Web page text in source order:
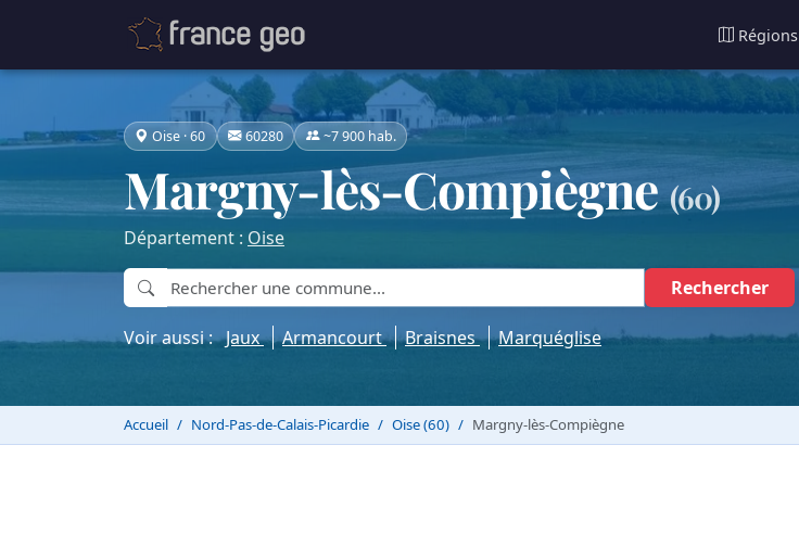
Régions
Oise · 60 60280 ~7 900 hab.
Margny-lès-Compiègne(60)
Département : Oise
Rechercher
Voir aussi :Jaux Armancourt Braisnes Marquéglise
Accueil Nord-Pas-de-Calais-Picardie Oise (60) Margny-lès-Compiègne